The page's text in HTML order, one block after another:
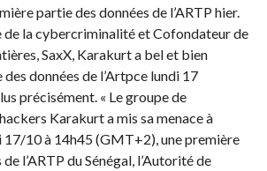
partie des données de l’ARTP hier.
de la cybercriminalité et Cofondateur de
SaxX, Karakurt a bel et bien
données de l’Artpce lundi 17
précisément. « Le groupe de
Karakurt a mis sa menace à
17/10 à 14h45 (GMT+2), une première
l’ARTP du Sénégal, l’Autorité de